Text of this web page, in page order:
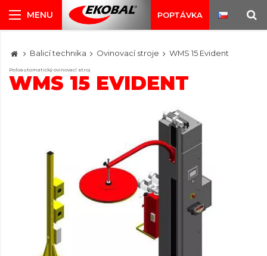
POPTÁVKA
Balicí technika Ovinovací stroje WMS 15 Evident
Poloautomatický ovinovací stroj
WMS 15 EVIDENT